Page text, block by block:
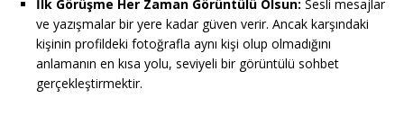
İlk Görüşme Her Zaman Görüntülü Olsun: Sesli mesajlar
ve yazışmalar bir yere kadar güven verir. Ancak karşındaki
kişinin profildeki fotoğrafla aynı kişi olup olmadığını
anlamanın en kısa yolu, seviyeli bir görüntülü sohbet
gerçekleştirmektir.